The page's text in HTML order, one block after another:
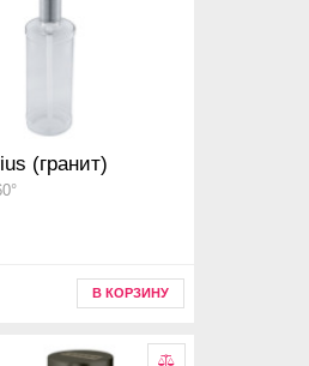
(гранит)
В КОРЗИНУ